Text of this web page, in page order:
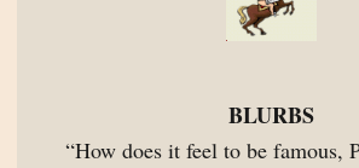
BLURBS
“How does it feel to be famous,